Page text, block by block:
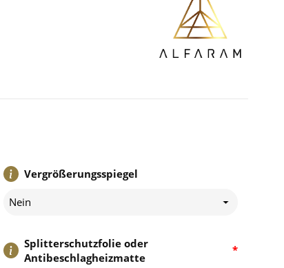
Vergrößerungsspiegel
Nein
*
Splitterschutzfolie oder
Antibeschlagheizmatte